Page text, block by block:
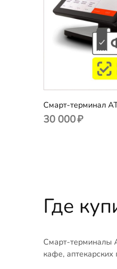
POS-
Доп.
Кассы
Принтеры
Принтеры
Аксессуары
Смарт-терминал
30 000₽
Где
Смарт-терминалы
кафе, аптекарских